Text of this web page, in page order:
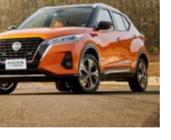
дня».